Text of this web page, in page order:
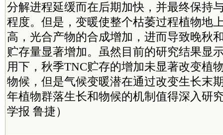
分解进程延缓而在后期加快，并最终保持
程度。但是，变暖使整个枯萎过程植物地
高，光合产物的合成增加，进而导致晚秋
贮存量显著增加。虽然目前的研究结果显
用下，秋季TNC贮存的增加未显著改变植
物候，但是气候变暖潜在通过改变生长末
年植物群落生长和物候的机制值得深入研
学报 鲁捷）